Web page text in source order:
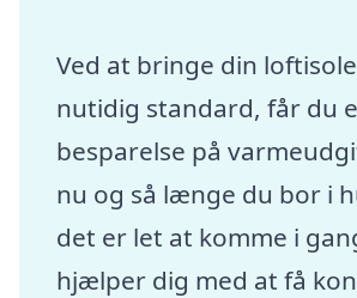
Ved at bringe din
nutidig standard, får du
besparelse på
nu og så længe du bor i
det er let at komme i
hjælper dig med at få